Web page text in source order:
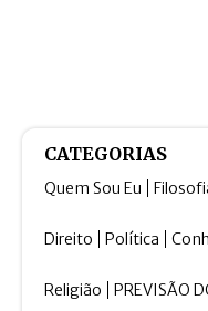
CATEGORIAS
Quem Sou Eu
Direito Política
Religião PREVISÃO